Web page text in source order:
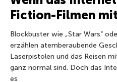
Fiction-Filmen
Blockbuster wie „Star Wars“
erzählen atemberaubende
Laserpistolen und das Reisen
ganz normal sind. Doch das
es